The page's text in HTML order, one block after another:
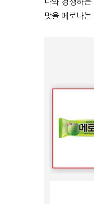
맛을 메로나는